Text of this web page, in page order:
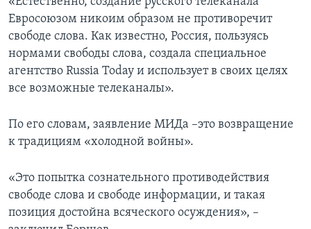
Евросоюзом никоим образом не противоречит
свободе слова. Как известно, Россия, пользуясь
нормами свободы слова, создала специальное
агентство Russia Today и использует в своих целях
все возможные телеканалы».
По его словам, заявление МИДа –это возвращение
к традициям «холодной войны».
«Это попытка сознательного противодействия
свободе слова и свободе информации, и такая
позиция достойна всяческого осуждения», –